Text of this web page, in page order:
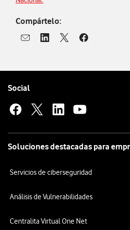
Compártelo:
Abrir ventana para compartir en mail
Abrir ventana para compartir
Abrir ventana para
Abrir ventana
Social
Soluciones destacadas para
Servicios de ciberseguridad
Análisis de Vulnerabilidades
Centralita Virtual One Net